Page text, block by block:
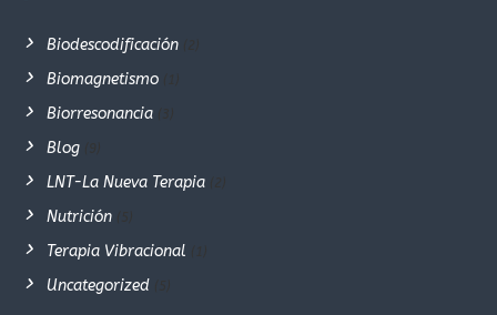
Biodescodificación(2)
Biomagnetismo(1)
Biorresonancia(3)
Blog(9)
LNT-La Nueva Terapia(2)
Nutrición(5)
Terapia Vibracional
Uncategorized(5)